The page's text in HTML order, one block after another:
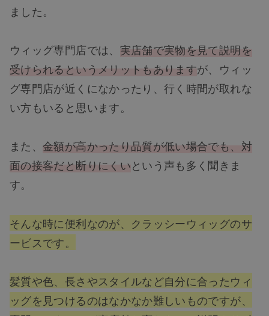
ました。
ウィッグ専門店では、 実店舗で実物を見て説明を
受けられるというメリットもありますが、ウィッ
グ専門店が近くになかったり、行く時間が取れな
い方もいると思います。
また、金額が高かったり品質が低い場合でも、対
面の接客だと断りにくいという声も多く聞きま
す。
そんな時に便利なのが、クラッシーウィッグのサ
ービスです。
髪質や色、長さやスタイルなど自分に合ったウィ
ッグを見つけるのはなかなか難しいものですが、